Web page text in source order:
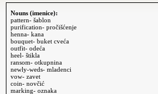
Nouns (imenice):
pattern- šablon
purification- pročišćenje
henna- kana
bouquet- buket cveća
outfit- odeća
heel- štikla
ransom- otkupnina
newly-weds- mladenci
vow- zavet
coin- novčić
marking- oznaka